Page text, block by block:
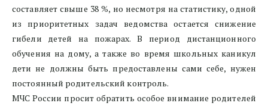
составляет свыше 38 %, но несмотря на статистику, одной
из приоритетных задач ведомства остается снижение
гибели детей на пожарах. В период дистанционного
обучения на дому, а также во время школьных каникул
дети не должны быть предоставлены сами себе, нужен
постоянный родительский контроль.
МЧС России просит обратить особое внимание родителей